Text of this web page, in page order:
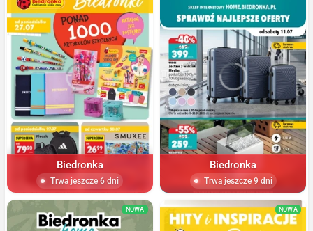
Biedronka
Trwa jeszcze 6 dni
Biedronka
Trwa jeszcze 9 dni
NOWA NOWA